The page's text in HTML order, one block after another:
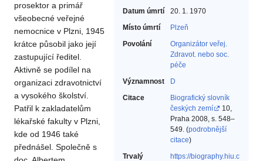
Datum úmrtí
20. 1. 1970
Místo úmrtí
Plzeň
Povolání
Organizátor veřej.
Zdravot. nebo soc.
péče‎
Významnost
D
Citace
Biografický slovník
českých zemí
10,
Praha 2008, s. 548–
549. (podrobnější
citace)
Trvalý
https://biography.hiu.c
prosektor a primář
všeobecné veřejné
nemocnice v Plzni, 1945
krátce působil jako její
zastupující ředitel.
Aktivně se podílel na
organizaci zdravotnictví
a vysokého školství.
Patřil k zakladatelům
lékařské fakulty v Plzni,
kde od 1946 také
přednášel. Společně s